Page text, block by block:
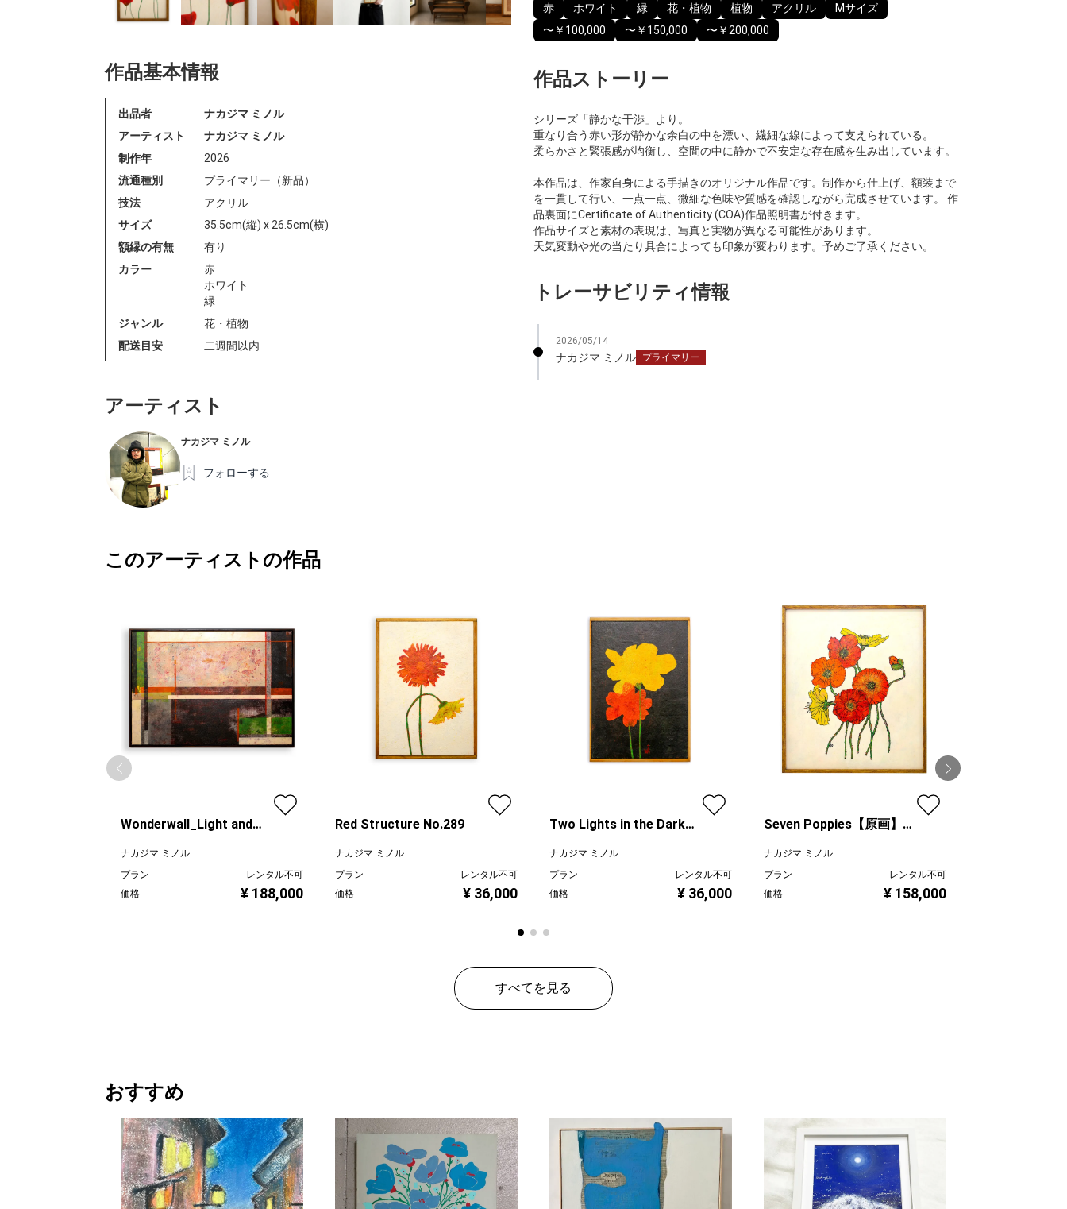
作品基本情報
出品者
ナカジマ ミノル
アーティスト
ナカジマ ミノル
制作年
2026
流通種別
プライマリー（新品）
技法
アクリル
サイズ
35.5cm(縦) x 26.5cm(横)
額縁の有無
有り
カラー
赤
ホワイト
緑
ジャンル
花・植物
配送目安
二週間以内
アーティスト
ナカジマ ミノル
フォローする
赤 ホワイト 緑 花・植物 植物 アクリル
Mサイズ
〜￥100,000
〜￥150,000 〜￥200,000
作品ストーリー
シリーズ「静かな干渉」より。
重なり合う赤い形が静かな余白の中を漂い、繊細な線によって支えられている。
柔らかさと緊張感が均衡し、空間の中に静かで不安定な存在感を生み出しています。
本作品は、作家自身による手描きのオリジナル作品です。制作から仕上げ、額装まで
を一貫して行い、一点一点、微細な色味や質感を確認しながら完成させています。 作
品裏面にCertificate of Authenticity (COA)作品照明書が付きます。
作品サイズと素材の表現は、写真と実物が異なる可能性があります。
天気変動や光の当たり具合によっても印象が変わります。予めご了承ください。
トレーサビリティ情報
2026/05/14
ナカジマ ミノル プライマリー
このアーティストの作品
Wonderwall_Light and
ナカジマ ミノル
プラン
レンタル不可
価格
¥ 188,000
Red Structure No.289
ナカジマ ミノル
プラン
レンタル不可
価格
¥ 36,000
Two Lights in the Dark
ナカジマ ミノル
プラン
レンタル不可
価格
¥ 36,000
Seven Poppies【原画】
ナカジマ ミノル
プラン
レンタル不可
価格
¥ 158,000
すべてを見る
おすすめ